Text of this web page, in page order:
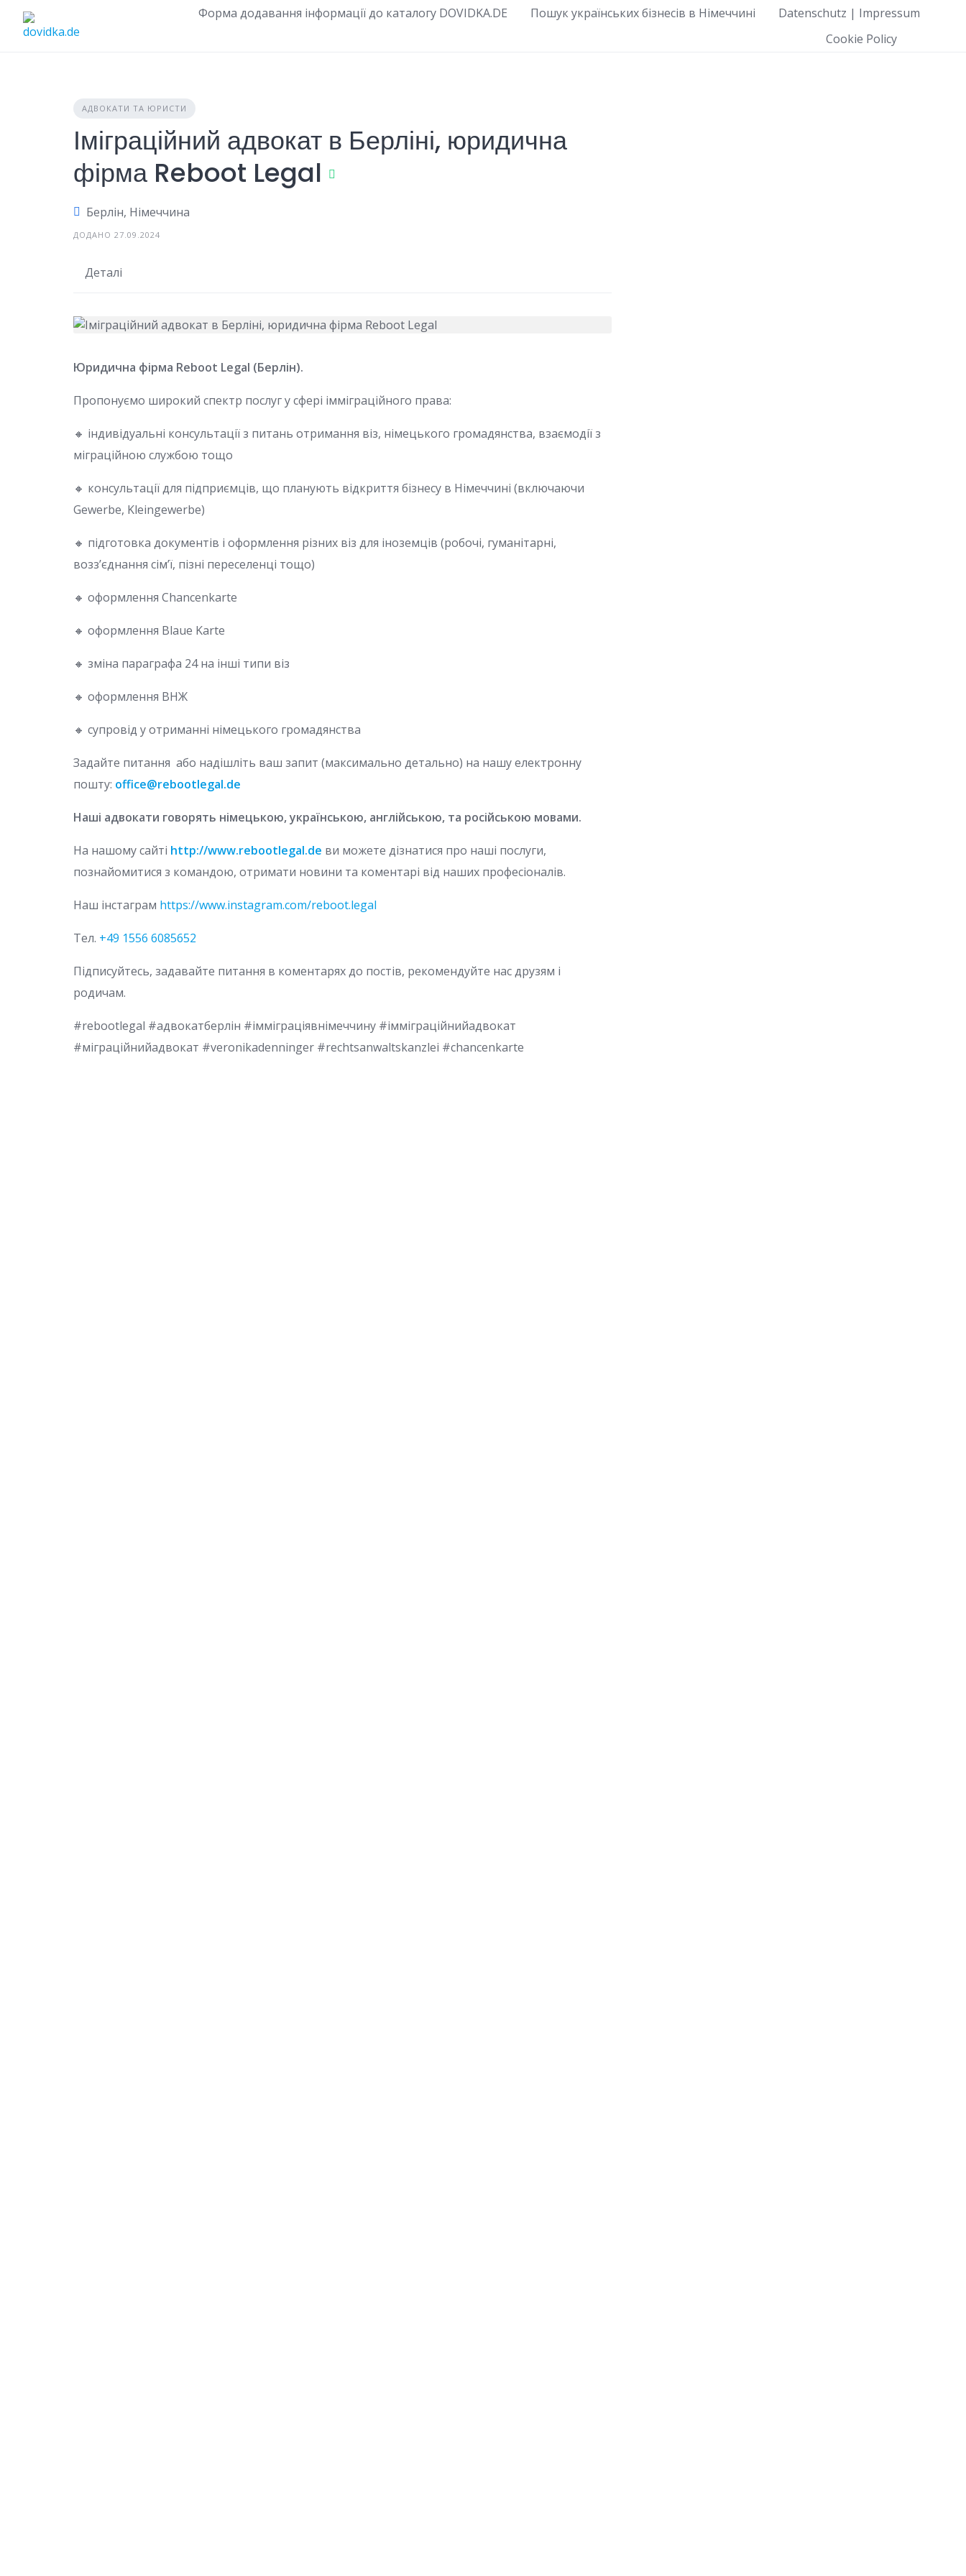
Форма додавання інформації до каталогу DOVIDKA.DE Пошук українських бізнесів в Німеччині
Datenschutz | Impressum
Cookie Policy
АДВОКАТИ ТА ЮРИСТИ
Іміграційний адвокат в Берліні, юридична
фірма Reboot Legal
Берлін, Німеччина
ДОДАНО 27.09.2024
Деталі
Юридична фірма Reboot Legal (Берлін).
Пропонуємо широкий спектр послуг у сфері імміграційного права:
🔸 індивідуальні консультації з питань отримання віз, німецького громадянства, взаємодії з
міграційною службою тощо
🔸 консультації для підприємців, що планують відкриття бізнесу в Німеччині (включаючи
Gewerbe, Kleingewerbe)
🔸 підготовка документів і оформлення різних віз для іноземців (робочі, гуманітарні,
возз’єднання сім’ї, пізні переселенці тощо)
🔸 оформлення Chancenkarte
🔸 оформлення Blaue Karte
🔸 зміна параграфа 24 на інші типи віз
🔸 оформлення ВНЖ
🔸 супровід у отриманні німецького громадянства
Задайте питання або надішліть ваш запит (максимально детально) на нашу електронну
пошту: office@rebootlegal.de
Наші адвокати говорять німецькою, українською, англійською, та російською мовами.
На нашому сайті http://www.rebootlegal.de ви можете дізнатися про наші послуги,
познайомитися з командою, отримати новини та коментарі від наших професіоналів.
Наш інстаграм https://www.instagram.com/reboot.legal
Тел. +49 1556 6085652
Підписуйтесь, задавайте питання в коментарях до постів, рекомендуйте нас друзям і
родичам.
#rebootlegal #адвокатберлін #імміграціявнімеччину #імміграційнийадвокат
#міграційнийадвокат #veronikadenninger #rechtsanwaltskanzlei #chancenkarte